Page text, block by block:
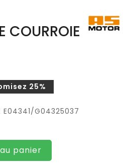
COURROIE
25%
E04341/G04325037
panier